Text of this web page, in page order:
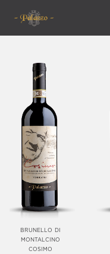
brunello di
montalcino
cosimo